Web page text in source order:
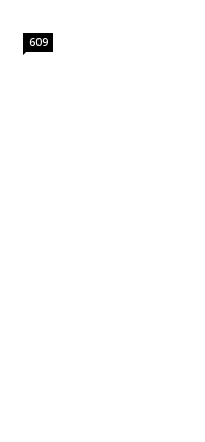
609